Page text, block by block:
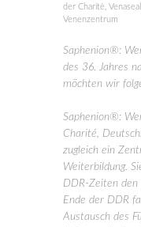
der Charitè Venaseal
Venenzentrum
Saphenion®:
des 36. Jahres
möchten wir
Saphenion®:
Charité,
zugleich ein
Weiterbildung.
DDR-Zeiten
Ende der DDR
Austausch des